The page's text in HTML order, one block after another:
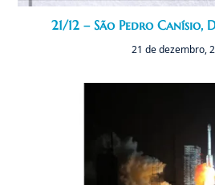
21/12 – São Pedro
21 de dezembro,